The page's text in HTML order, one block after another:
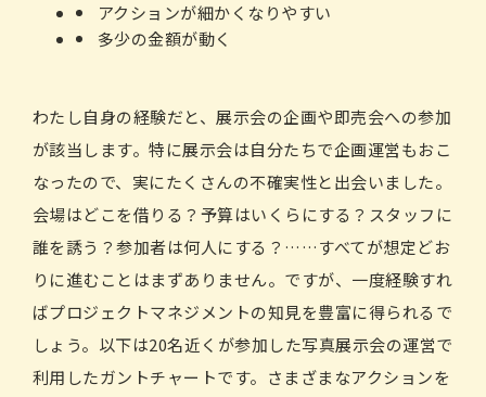
アクションが細かくなりやすい
多少の金額が動く
わたし自身の経験だと、展示会の企画や即売会への参加
が該当します。特に展示会は自分たちで企画運営もおこ
なったので、実にたくさんの不確実性と出会いました。
会場はどこを借りる？予算はいくらにする？スタッフに
誰を誘う？参加者は何人にする？……すべてが想定どお
りに進むことはまずありません。ですが、一度経験すれ
ばプロジェクトマネジメントの知見を豊富に得られるで
しょう。以下は20名近くが参加した写真展示会の運営で
利用したガントチャートです。さまざまなアクションを